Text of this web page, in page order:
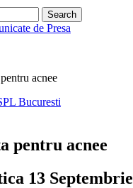
de Presa
acnee
pentru acnee
13 Septembrie